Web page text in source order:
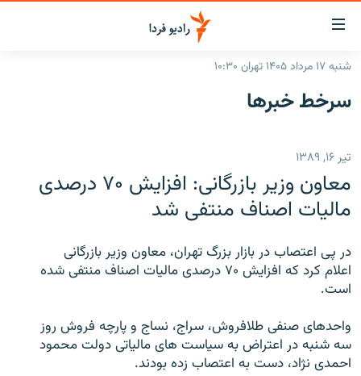
لینک‌های
قابلیت
دسترسی
بازگشت
اصلی
رفتن
صفحه
ایران
رادیو
انتخاب کنید و بشنوید
فرکانس‌ها
پادکست
گزارش‌های تصویری
گزارش‌های ویدئویی
زنان فردا
به ما بپیوندید
شنبه ۱۷ مرداد ۱۴۰۵ تهران ۱۰:۳۰
سرخط‌ خبرها
تیر ۱۶, ۱۳۸۹
معاون وزير بازرگانی: افزايش ۷۰ درصدی
ماليات اصناف منتفی شد
در پی اعتصاب در بازار بزرگ تهران، معاون وزير بازرگانی
اعلام کرد که افزايش ۷۰ درصدی ماليات اصناف منتفی شده
است.
واحدهای صنفی طلافروش، سراج، نساج و پارچه فروش روز
سه شنبه در اعتراض به سياست های مالياتی دولت محمود
احمدی نژاد، دست به اعتصاب زده بودند.